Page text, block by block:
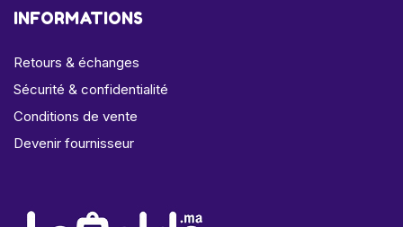
INFORMATIONS
Retours & échanges
Sécurité & confidentialité
Conditions de vente
Devenir fournisseur